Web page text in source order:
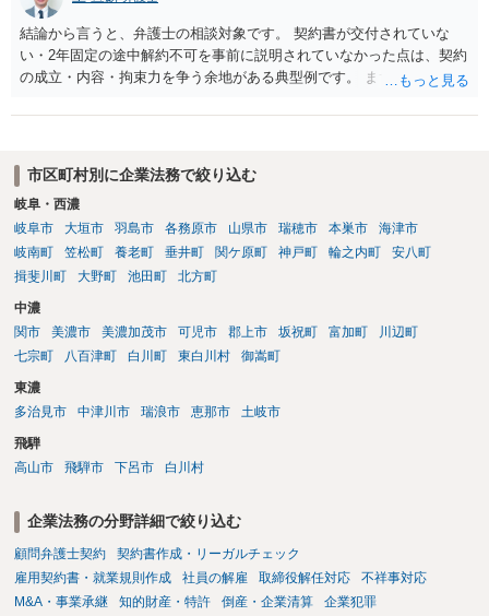
の移動・アクティビティ参加は自己の判断と責任によること、③講師
の故意・重大な過失を除く範囲で事故等についての責任を限定するこ
とを明示すること。 この辺りは意識して書類等を作成された方がよろ
しいかと思います。 公開の場で個別具体的な内容に従って回答するの
結論から言うと、弁護士の相談対象です。 契約書が交付されていな
い・2年固定の途中解約不可を事前に説明されていなかった点は、契約
の成立・内容・拘束力を争う余地がある典型例です。 まずは、運営と
みてはいかがでしょうか。 また同時並行で（もしまだされていないの
市区町村別に企業法務で絞り込む
岐阜・西濃
岐阜市
大垣市 羽島市 各務原市 山県市 瑞穂市 本巣市
海津市
岐南町
笠松町 養老町 垂井町 関ケ原町 神戸町 輪之内町
安八町
揖斐川町
大野町 池田町 北方町
中濃
関市
美濃市 美濃加茂市 可児市 郡上市 坂祝町 富加町
川辺町
七宗町
八百津町 白川町 東白川村 御嵩町
東濃
多治見市
中津川市 瑞浪市 恵那市 土岐市
飛騨
高山市
飛騨市 下呂市 白川村
企業法務の分野詳細で絞り込む
顧問弁護士契約
契約書作成・リーガルチェック
雇用契約書・就業規則作成
社員の解雇 取締役解任対応
不祥事対応
M&A・事業承継
知的財産・特許 倒産・企業清算
企業犯罪